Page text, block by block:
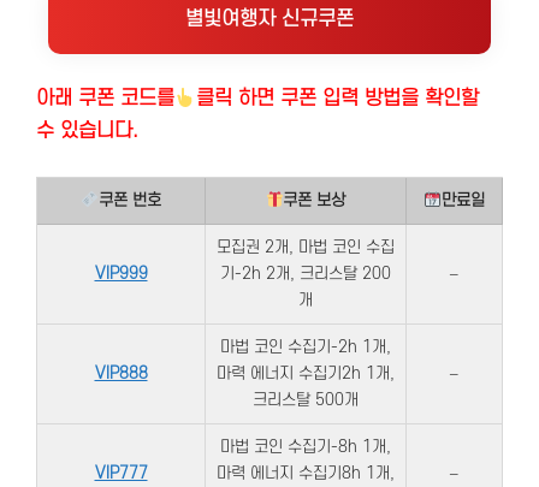
별빛여행자 신규쿠폰
아래 쿠폰 코드를
클릭 하면 쿠폰 입력 방법을 확인할
수 있습니다.
쿠폰 번호 쿠폰 보상 만료일
VIP999
모집권 2개, 마법 코인 수집
기-2h 2개, 크리스탈 200
개
–
VIP888
마법 코인 수집기-2h 1개,
마력 에너지 수집기2h 1개,
크리스탈 500개
–
VIP777
마법 코인 수집기-8h 1개,
마력 에너지 수집기8h 1개,
–